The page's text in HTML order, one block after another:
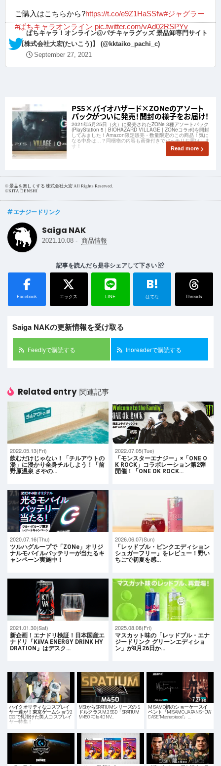
ご購入はこちらから?https://t.co/e9Z1HaSSfw#ジャグラー
#ぱちキャラオンライン pic.twitter.com/vAd02RSPYy
— ぱちキャラ！オンライン@パチキャラグッズ 景品卸専門サイト
【株式会社大宏(たいこう)】 (@kktaiko_pachi_c)
September 27, 2021
PS5×バイオハザード×ZONeのアソート
パックがついに発売！開封の様子をお届け！
2021年5月25日（火）に発売されたZONe 3種アソートパック
(PlayStation 5 | BIOHAZARD VILLAGE | ZONeコラボ)を開封
してみました！Amazon限定販売・数量限定のこの商品！気に
なる中身は…？同梱物の内容も画像付きでバッチリお届けしま
す！ Read more
© 景品を楽しくする 株式会社大宏 All Rights Reserved.
©KITA DENSHI
エナジードリンク
Saiga NAK
2021.10.08 - 商品情報
記事を読んだら是非シェアして下さい
Facebook エックス LINE
B!
はてな Threads
Saiga NAKの更新情報を受け取る
Feedlyで購読する Inoreaderで購読する
Related entry 関連記事
2022.05.13(Fri)
飲むだけじゃない！「チルアウトの
湯」に浸かり全身チルしよう！「前
野原温泉 さやの…
2022.07.05(Tue)
「モンスターエナジー」×「ONE O
K ROCK」コラボレーション第2弾
開催！「ONE OK ROCK…
2020.07.16(Thu)
ツルハグループで「ZONe」オリジ
ナルモバイルバッテリーが当たるキ
ャンペーン実施中！
2026.06.07(Sun)
「レッドブル・ピンクエディション
シュガーフリー」をレビュー！野い
ちごで初夏を感…
2021.01.30(Sat)
新企画！エナドリ検証！日本国産エ
ナドリ「KiiVA ENERGY DRINK HY
DRATION」はデスク…
2025.08.08(Fri)
マスカット味の「レッドブル・エナ
ジードリンク グリーンエディショ
ン」が8月26日か…
ハイクオリティなコスプレイ
ヤー達が！東京ゲームショウ2
022で見掛けた美人コスプレイ
ヤー特集！
MSIからSPATIUMシリーズのミ
ドルクラスM.2 SSD「SPATIUM
M450 PCIe 4.0 NV…
MISAMO初のショーケースイ
ベント「MISAMO JAPAN SHOW
CASE “Masterpiece”」…